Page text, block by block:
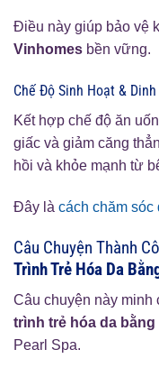
Điều này giúp bảo vệ
Vinhomes bền vững.
Chế Độ Sinh Hoạt &
Kết hợp chế độ ăn
giấc và giảm căng
hồi và khỏe mạnh từ
Đây là cách chăm sóc
Câu Chuyện Thành
Trình Trẻ Hóa Da
Câu chuyện này
trình trẻ hóa da
Pearl Spa.